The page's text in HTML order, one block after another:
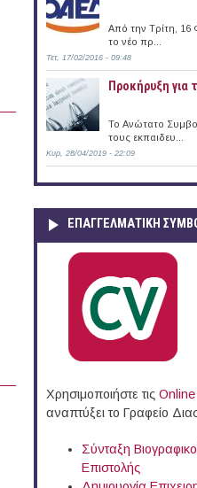
Δήμο Ερέτριας
Από την Τρίτη, 16
το νέο πρ...
Τετ, 17/02/2016 - 09:48
Προκήρυξη για
Το Ανώτατο
τους εκπαιδευ...
Κυρ, 28/04/2019 - 22:09
ΕΠΑΓΓΕΛΜΑΤΙΚΉ
Χρησιμοποιήστε τις
αναπτύξει το Γραφείο
Σύνταξη
Επιστολής